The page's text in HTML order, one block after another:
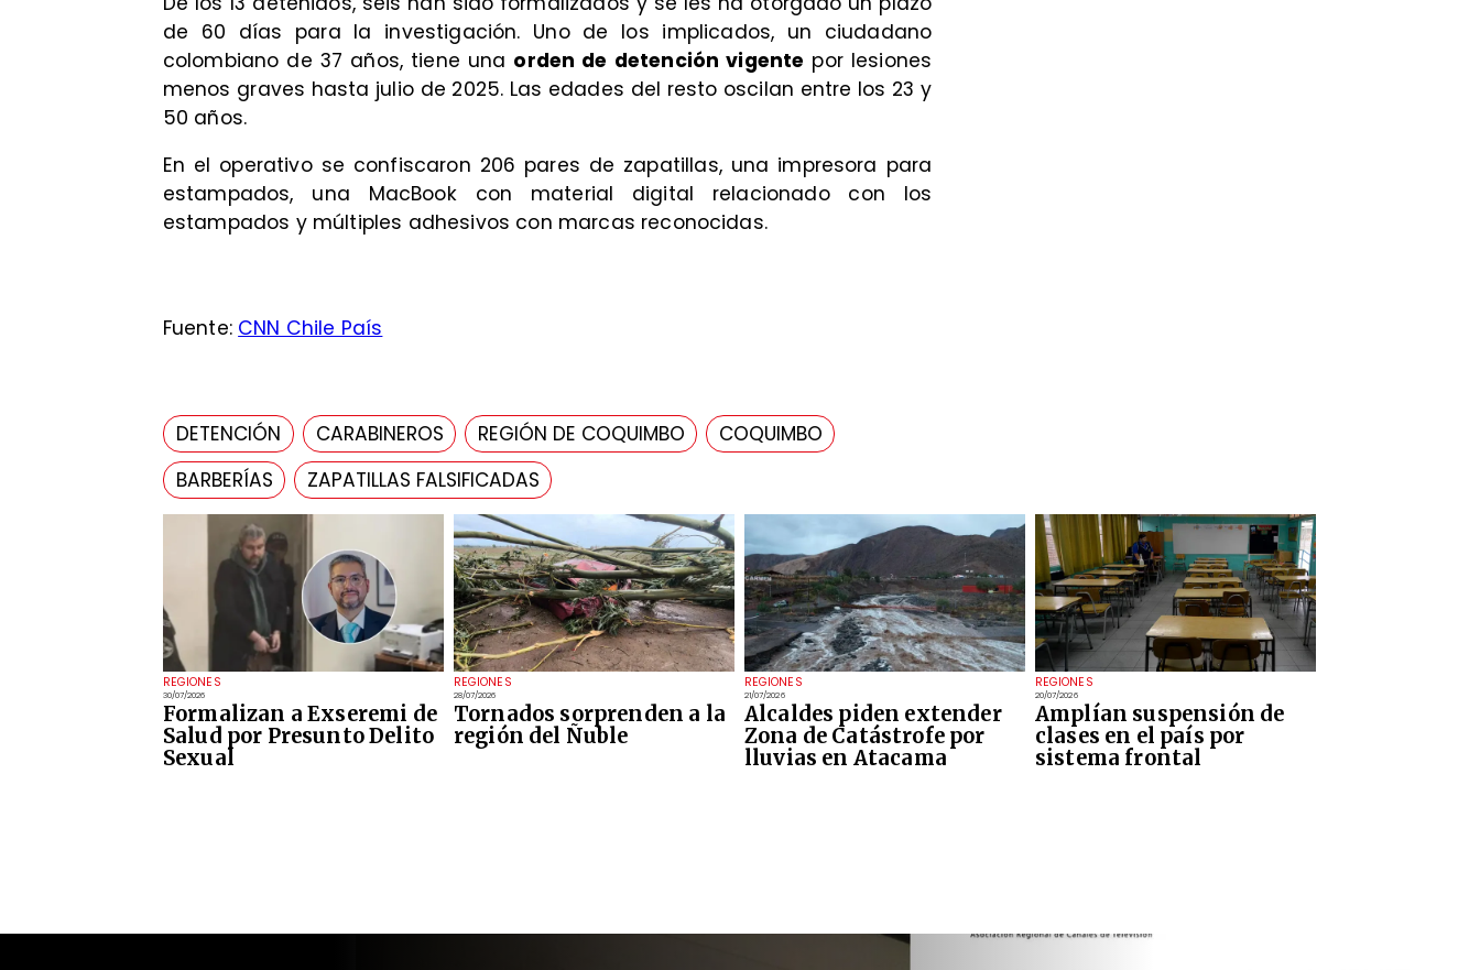
REGIONES
30/07/2026
Formalizan a Exseremi de
Salud por Presunto Delito
Sexual
REGIONES
28/07/2026
Tornados sorprenden a la
región del Ñuble
REGIONES
21/07/2026
Alcaldes piden extender
Zona de Catástrofe por
lluvias en Atacama
REGIONES
20/07/2026
Amplían suspensión de
clases en el país por
sistema frontal
de 60 días para la investigación. Uno de los implicados, un ciudadano
colombiano de 37 años, tiene una orden de detención vigente por lesiones
menos graves hasta julio de 2025. Las edades del resto oscilan entre los 23 y
50 años.
En el operativo se confiscaron 206 pares de zapatillas, una impresora para
estampados, una MacBook con material digital relacionado con los
estampados y múltiples adhesivos con marcas reconocidas.
Fuente: CNN Chile País
DETENCIÓN CARABINEROS REGIÓN DE COQUIMBO
COQUIMBO
BARBERÍAS
ZAPATILLAS FALSIFICADAS